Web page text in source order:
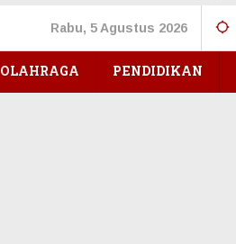
Rabu, 5 Agustus 2026
OLAHRAGA PENDIDIKAN